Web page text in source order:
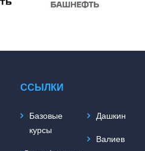
ССЫЛКИ
Базовые
курсы
Дашкин
Валиев